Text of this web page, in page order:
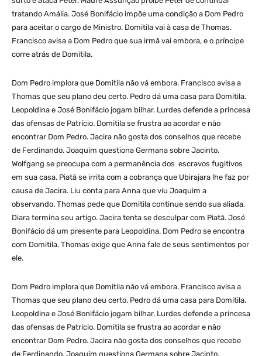
tratando Amália. José Bonifácio impõe uma condição a Dom Pedro
para aceitar o cargo de Ministro. Domitila vai à casa de Thomas.
Francisco avisa a Dom Pedro que sua irmã vai embora, e o príncipe
corre atrás de Domitila.
Dom Pedro implora que Domitila não vá embora. Francisco avisa a
Thomas que seu plano deu certo. Pedro dá uma casa para Domitila.
Leopoldina e José Bonifácio jogam bilhar. Lurdes defende a princesa
das ofensas de Patrício. Domitila se frustra ao acordar e não
encontrar Dom Pedro. Jacira não gosta dos conselhos que recebe
de Ferdinando. Joaquim questiona Germana sobre Jacinto.
Wolfgang se preocupa com a permanência dos escravos fugitivos
em sua casa. Piatã se irrita com a cobrança que Ubirajara lhe faz por
causa de Jacira. Liu conta para Anna que viu Joaquim a
observando. Thomas pede que Domitila continue sendo sua aliada.
Diara termina seu artigo. Jacira tenta se desculpar com Piatã. José
Bonifácio dá um presente para Leopoldina. Dom Pedro se encontra
com Domitila. Thomas exige que Anna fale de seus sentimentos por
ele.
Dom Pedro implora que Domitila não vá embora. Francisco avisa a
Thomas que seu plano deu certo. Pedro dá uma casa para Domitila.
Leopoldina e José Bonifácio jogam bilhar. Lurdes defende a princesa
das ofensas de Patrício. Domitila se frustra ao acordar e não
encontrar Dom Pedro. Jacira não gosta dos conselhos que recebe
de Ferdinando. Joaquim questiona Germana sobre Jacinto.